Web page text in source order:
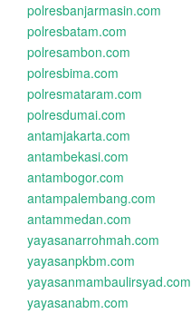
polresbanjarmasin.com
polresbatam.com
polresambon.com
polresbima.com
polresmataram.com
polresdumai.com
antamjakarta.com
antambekasi.com
antambogor.com
antampalembang.com
antammedan.com
yayasanarrohmah.com
yayasanpkbm.com
yayasanmambaulirsyad.com
yayasanabm.com